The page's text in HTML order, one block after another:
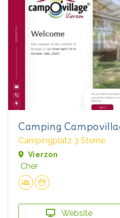
Camping
Campingplatz 3 Sterne
Vierzon
Cher
Website